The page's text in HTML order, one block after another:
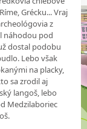
Grécku... Vraj
z
náhodou pod
dostal podobu
Lebo však
na placky,
sa zrodil aj
langoš, lebo
Medzilaboriec